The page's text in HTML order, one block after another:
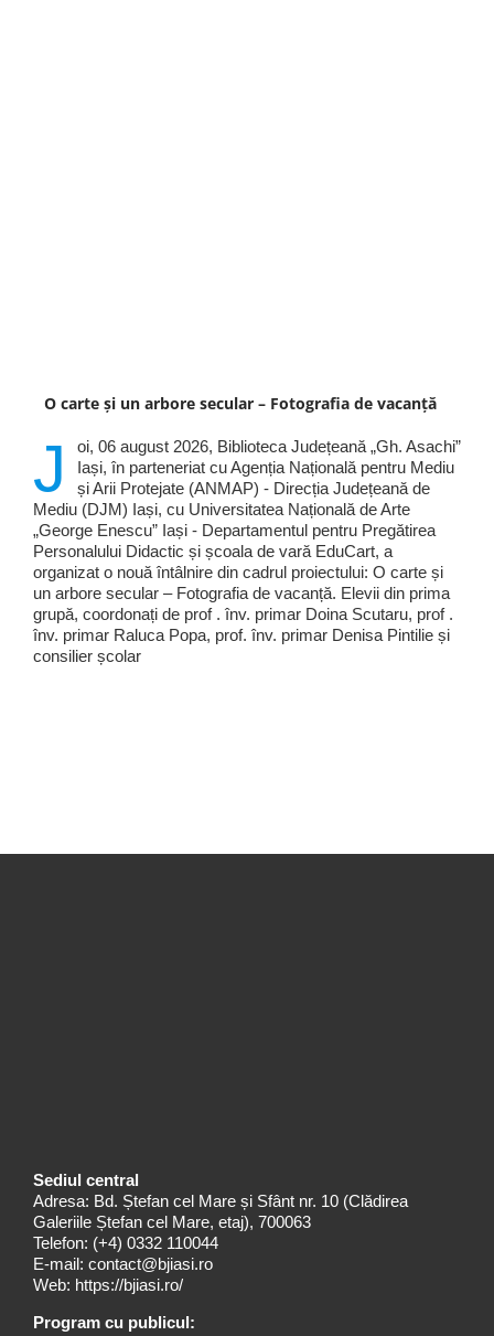
O carte și un arbore secular – Fotografia de vacanță
J
oi, 06 august 2026, Biblioteca Județeană „Gh. Asachi”
Iași, în parteneriat cu Agenția Națională pentru Mediu
și Arii Protejate (ANMAP) - Direcția Județeană de
Mediu (DJM) Iași, cu Universitatea Națională de Arte
„George Enescu” Iași - Departamentul pentru Pregătirea
Personalului Didactic și școala de vară EduCart, a
organizat o nouă întâlnire din cadrul proiectului: O carte și
un arbore secular – Fotografia de vacanță. Elevii din prima
grupă, coordonați de prof . înv. primar Doina Scutaru, prof .
înv. primar Raluca Popa, prof. înv. primar Denisa Pintilie și
consilier școlar
Sediul central
Adresa: Bd. Ștefan cel Mare și Sfânt nr. 10 (Clădirea
Galeriile Ștefan cel Mare, etaj), 700063
Telefon: (+4) 0332 110044
E-mail: contact@bjiasi.ro
Web: https://bjiasi.ro/
Program cu publicul: